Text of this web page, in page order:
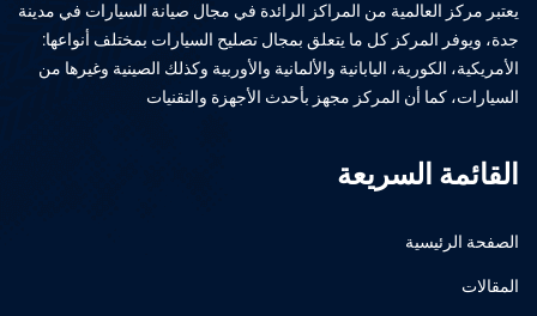
يعتبر مركز العالمية من المراكز الرائدة في مجال صيانة السيارات في مدينة
جدة، ويوفر المركز كل ما يتعلق بمجال تصليح السيارات بمختلف أنواعها:
الأمريكية، الكورية، اليابانية والألمانية والأوربية وكذلك الصينية وغيرها من
السيارات، كما أن المركز مجهز بأحدث الأجهزة والتقنيات
القائمة السريعة
الصفحة الرئيسية
المقالات